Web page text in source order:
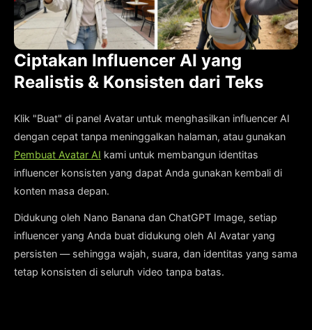
Ciptakan Influencer AI yang
Realistis & Konsisten dari Teks
Klik "Buat" di panel Avatar untuk menghasilkan influencer AI
dengan cepat tanpa meninggalkan halaman, atau gunakan
Pembuat Avatar AI kami untuk membangun identitas
influencer konsisten yang dapat Anda gunakan kembali di
konten masa depan.
Didukung oleh Nano Banana dan ChatGPT Image, setiap
influencer yang Anda buat didukung oleh AI Avatar yang
persisten — sehingga wajah, suara, dan identitas yang sama
tetap konsisten di seluruh video tanpa batas.